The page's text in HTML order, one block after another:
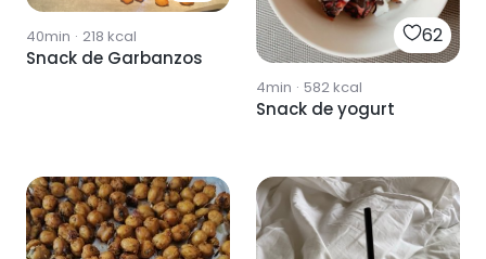
40min · 218 kcal
Snack de Garbanzos
62
4min · 582kcal
Snack de yogurt